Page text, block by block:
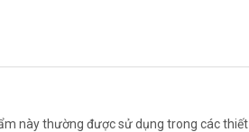
này thường được sử dụng trong các thiết